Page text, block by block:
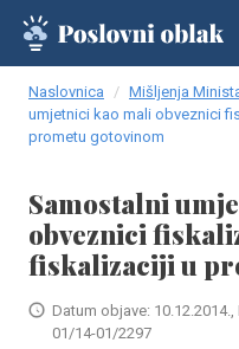
Naslovnica Mišljenja
umjetnici kao mali obveznici
prometu gotovinom
Samostalni
obveznici
fiskalizaciji u
Datum objave:
01/14-01/2297